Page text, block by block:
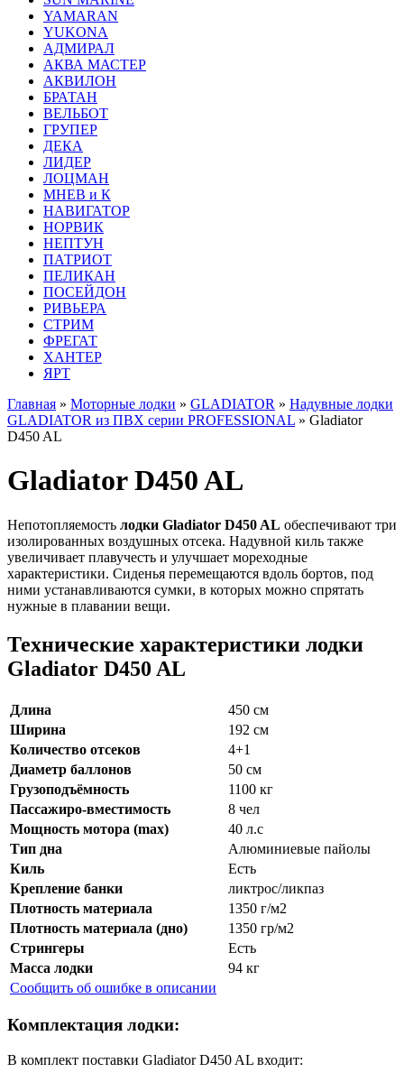
YAMARAN
YUKONA
АДМИРАЛ
АКВА МАСТЕР
АКВИЛОН
БРАТАН
ВЕЛЬБОТ
ГРУПЕР
ДЕКА
ЛИДЕР
ЛОЦМАН
МНЕВ и К
НАВИГАТОР
НОРВИК
НЕПТУН
ПАТРИОТ
ПЕЛИКАН
ПОСЕЙДОН
РИВЬЕРА
СТРИМ
ФРЕГАТ
ХАНТЕР
ЯРТ
Главная » Моторные лодки » GLADIATOR » Надувные лодки
GLADIATOR из ПВХ серии PROFESSIONAL » Gladiator
D450 AL
Gladiator D450 AL
Непотопляемость лодки Gladiator D450 AL обеспечивают три
изолированных воздушных отсека. Надувной киль также
увеличивает плавучесть и улучшает мореходные
характеристики. Сиденья перемещаются вдоль бортов, под
ними устанавливаются сумки, в которых можно спрятать
нужные в плавании вещи.
Технические характеристики лодки
Gladiator D450 AL
Длина
450 см
Ширина
192 см
Количество отсеков
4+1
Диаметр баллонов
50 см
Грузоподъёмность
1100 кг
Пассажиро-вместимость
8 чел
Мощность мотора (max)
40 л.с
Тип дна
Алюминиевые пайолы
Киль
Есть
Крепление банки
ликтрос/ликпаз
Плотность материала
1350 г/м2
Плотность материала (дно)
1350 гр/м2
Стрингеры
Есть
Масса лодки
94 кг
Сообщить об ошибке в описании
Комплектация лодки:
В комплект поставки Gladiator D450 AL входит: